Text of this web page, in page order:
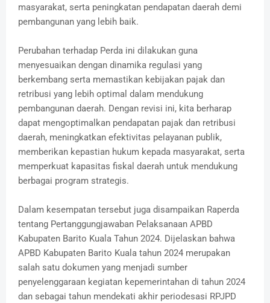
masyarakat, serta peningkatan pendapatan daerah demi
pembangunan yang lebih baik.
Perubahan terhadap Perda ini dilakukan guna
menyesuaikan dengan dinamika regulasi yang
berkembang serta memastikan kebijakan pajak dan
retribusi yang lebih optimal dalam mendukung
pembangunan daerah. Dengan revisi ini, kita berharap
dapat mengoptimalkan pendapatan pajak dan retribusi
daerah, meningkatkan efektivitas pelayanan publik,
memberikan kepastian hukum kepada masyarakat, serta
memperkuat kapasitas fiskal daerah untuk mendukung
berbagai program strategis.
‎Dalam kesempatan tersebut juga disampaikan Raperda
tentang Pertanggungjawaban Pelaksanaan APBD
Kabupaten Barito Kuala Tahun 2024. Dijelaskan bahwa
APBD Kabupaten Barito Kuala tahun 2024 merupakan
salah satu dokumen yang menjadi sumber
penyelenggaraan kegiatan kepemerintahan di tahun 2024
dan sebagai tahun mendekati akhir periodesasi RPJPD